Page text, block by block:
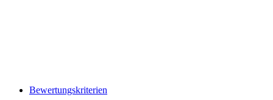
Bewertungskriterien